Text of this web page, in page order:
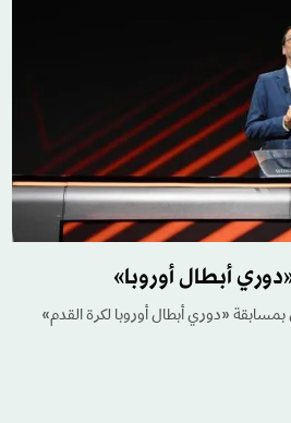
أبطال أوروبا»
بمسابقة «دوري أبطال أوروبا لكرة القدم»